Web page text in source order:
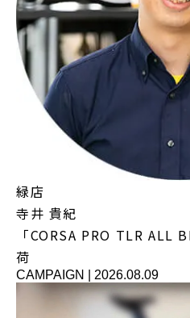
緑店
寺井 貴紀
「CORSA PRO TLR ALL
荷
CAMPAIGN 2026.08.09